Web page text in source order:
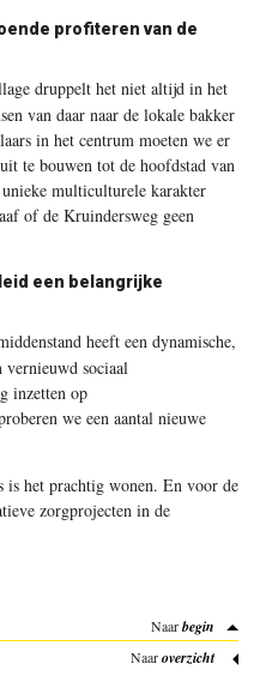
profiteren van de
druppelt het niet altijd in het
van daar naar de lokale bakker
in het centrum moeten we er
te bouwen tot de hoofdstad van
multiculturele karakter
of de Kruindersweg geen
een belangrijke
heeft een dynamische,
sociaal
inzetten op
we een aantal nieuwe
het prachtig wonen. En voor de
zorgprojecten in de
Naarbegin
Naaroverzicht